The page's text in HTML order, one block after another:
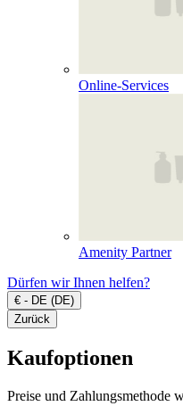
Online‑Services
Amenity Partner
Dürfen wir Ihnen helfen?
€ - DE (DE)
Zurück
Kaufoptionen
Preise und Zahlungsmethode